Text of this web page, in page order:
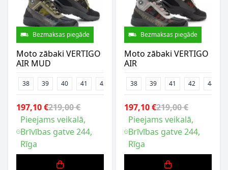
Bezmaksas piegāde
Moto zābaki VERTIGO
AIR MUD
38 39 40 41 42
197,10 €219,00 €
Pieejams veikalā,
Brīvības gatve 244,
Rīga
Bezmaksas piegāde
Moto zābaki VERTIGO
AIR
38 39 41 42 44
197,10 €219,00 €
Pieejams veikalā,
Brīvības gatve 244,
Rīga